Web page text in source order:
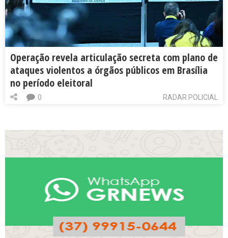
Operação revela articulação secreta com plano de
ataques violentos a órgãos públicos em Brasília
no período eleitoral
RADAR POLICIAL
0